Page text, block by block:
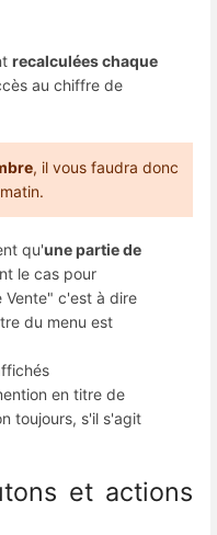
recalculées chaque
au chiffre de
, il vous faudra donc
qu'une partie de
le cas pour
Vente" c'est à dire
du menu est
en titre de
toujours, s'il s'agit
et actions